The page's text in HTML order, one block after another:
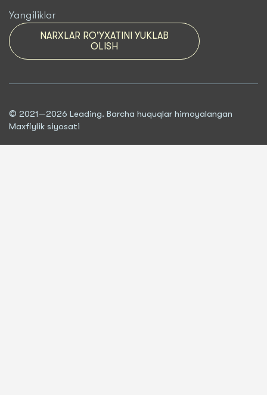
Yangiliklar
NARXLAR RO'YXATINI YUKLAB
OLISH
© 2021—2026 Leading. Barcha huquqlar himoyalangan
Maxfiylik siyosati